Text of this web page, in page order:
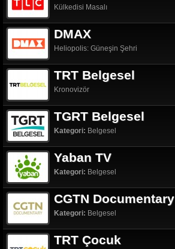
Külkedisi Masalı
DMAX
Heliopolis: Güneşin Şehri
TRT Belgesel
Kronovizör
TGRT Belgesel
Kategori: Belgesel
Yaban TV
Kategori: Belgesel
CGTN Documentary
Kategori: Belgesel
TRT Çocuk